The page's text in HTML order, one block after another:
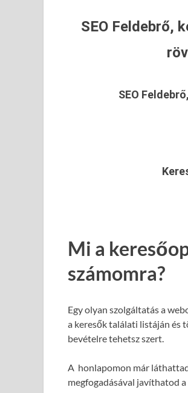
SEO Feldebrő,
SEO
Mi a
számomra?
Egy olyan szolgáltatás a
a keresők találati listáján és
bevételre tehetsz szert.
A honlapomon már
megfogadásával javíthatod